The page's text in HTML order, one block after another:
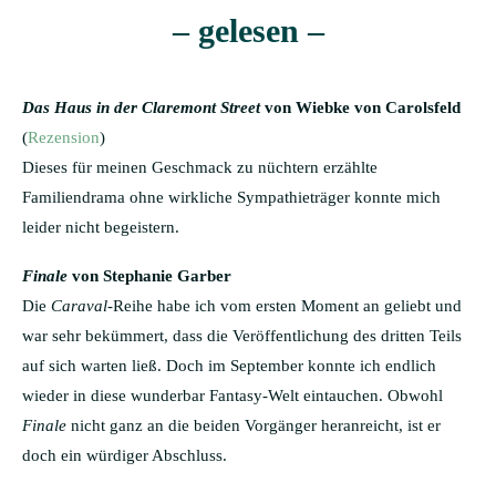
– gelesen –
Das Haus in der Claremont Streetvon Wiebke von Carolsfeld
(Rezension)
Dieses für meinen Geschmack zu nüchtern erzählte
Familiendrama ohne wirkliche Sympathieträger konnte mich
leider nicht begeistern.
Finale von Stephanie Garber
Die Caraval-Reihe habe ich vom ersten Moment an geliebt und
war sehr bekümmert, dass die Veröffentlichung des dritten Teils
auf sich warten ließ. Doch im September konnte ich endlich
wieder in diese wunderbar Fantasy-Welt eintauchen. Obwohl
Finale nicht ganz an die beiden Vorgänger heranreicht, ist er
doch ein würdiger Abschluss.